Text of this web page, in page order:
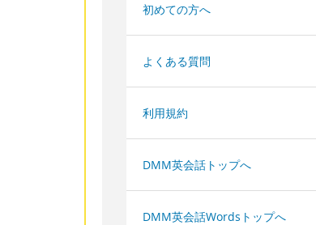
初めての方へ
よくある質問
利用規約
DMM英会話トップへ
DMM英会話Wordsトップへ